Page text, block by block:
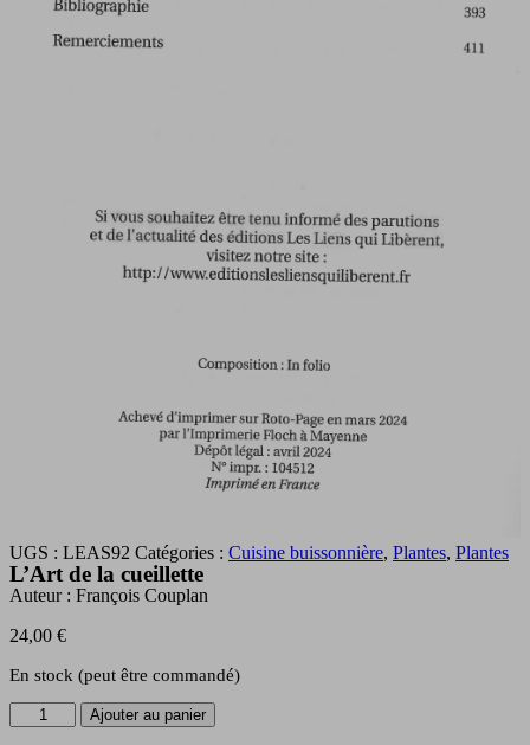
UGS : LEAS92 Catégories : Cuisine buissonnière, Plantes, Plantes
L’Art de la cueillette
Auteur : François Couplan
24,00 €
En stock (peut être commandé)
quantité
de
Ajouter au panier